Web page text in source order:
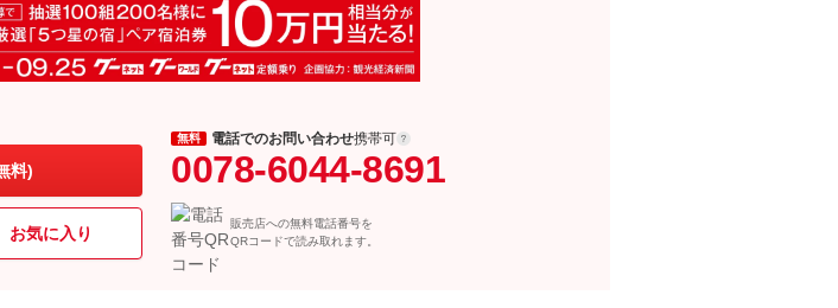
料)
お気に入り
無料 電話でのお問い合わせ携帯可
0078-6044-8691
販売店への無料電話番号を
QRコードで読み取れます。